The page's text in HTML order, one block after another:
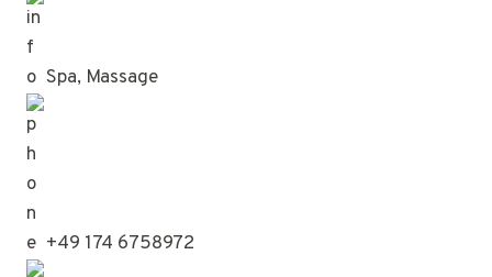
Spa, Massage
+49 174 6758972